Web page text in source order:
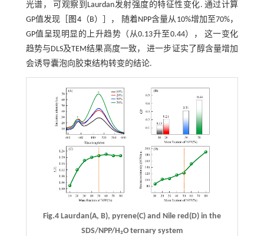
光谱， 可观察到Laurdan发射强度的特征性变化. 通过计算
GP值发现［
图4（B）］， 随着NPP含量从10%增加至70%，
GP值呈现明显的上升趋势（从0.13升至0.44）， 这一变化
趋势与DLS及TEM结果高度一致， 进一步证实了醇含量增加
会诱导囊泡向胶束结构转变的结论.
Fig.4 Laurdan(A, B), pyrene(C) and Nile red(D) in the
SDS/NPP/H₂O ternary system